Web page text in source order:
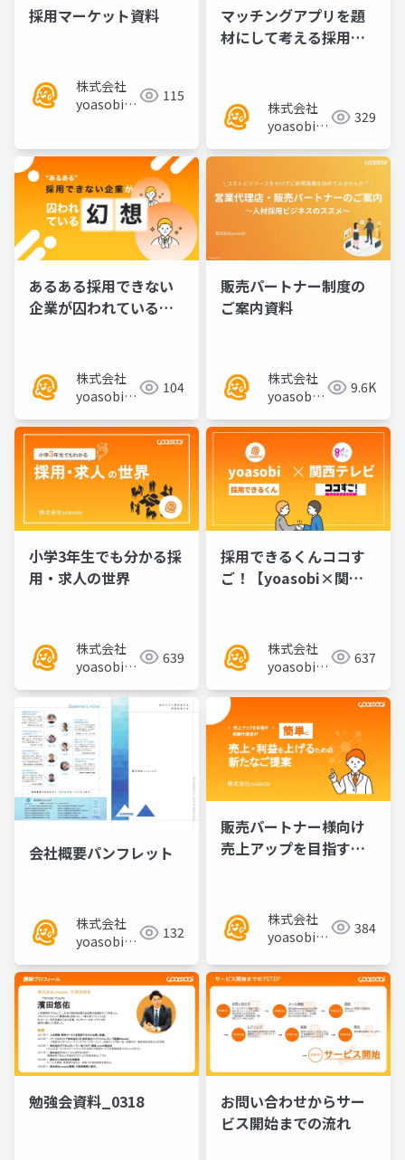
採用マーケット資料
株式会社
yoasobi／
115
マッチングアプリを題
材にして考える採用成
株式会社
yoasobi／
様
329
あるある採用できない
企業が囚われている幻
株式会社
yoasobi／
様
104
販売パートナー制度の
ご案内資料
株式会社
yoasobi
ナー様
9.6K
小学3年生でも分かる採
用・求人の世界
株式会社
yoasobi／
様
639
採用できるくんココす
ご！【yoasobi×関西
株式会社
yoasobi／
様
637
会社概要パンフレット
株式会社
yoasobi／
様
132
販売パートナー様向け
売上アップを目指す保
の新たなご提案
株式会社
yoasobi／
様
384
勉強会資料_0318
お問い合わせからサー
ビス開始までの流れ